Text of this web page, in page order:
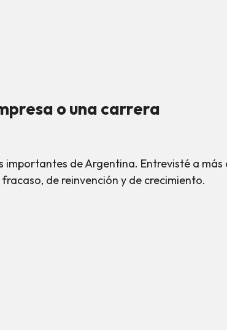
o una carrera
de Argentina. Entrevisté a más
de reinvención y de crecimiento.